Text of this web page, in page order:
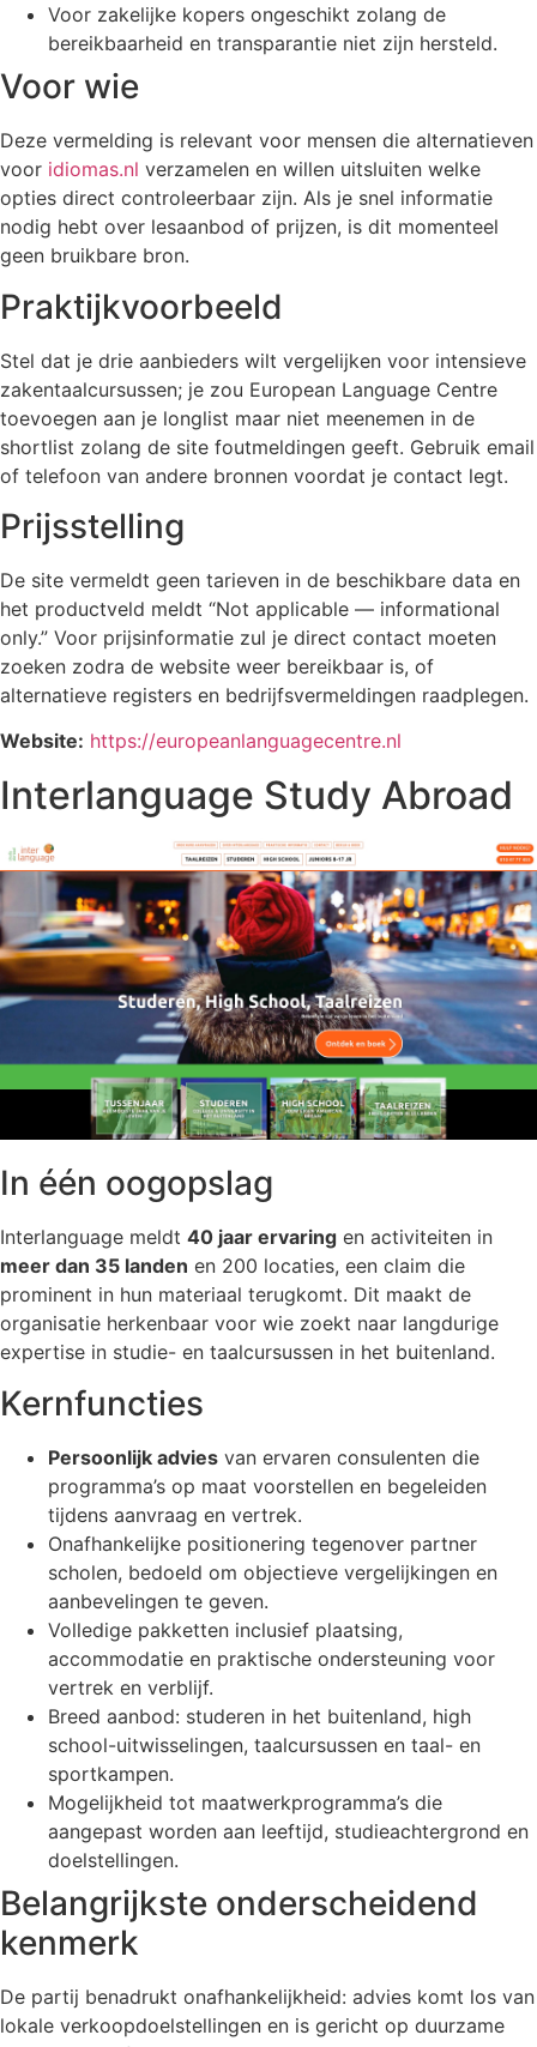
Voor zakelijke kopers ongeschikt zolang de
bereikbaarheid en transparantie niet zijn hersteld.
Voor wie
Deze vermelding is relevant voor mensen die alternatieven
voor idiomas.nl verzamelen en willen uitsluiten welke
opties direct controleerbaar zijn. Als je snel informatie
nodig hebt over lesaanbod of prijzen, is dit momenteel
geen bruikbare bron.
Praktijkvoorbeeld
Stel dat je drie aanbieders wilt vergelijken voor intensieve
zakentaalcursussen; je zou European Language Centre
toevoegen aan je longlist maar niet meenemen in de
shortlist zolang de site foutmeldingen geeft. Gebruik email
of telefoon van andere bronnen voordat je contact legt.
Prijsstelling
De site vermeldt geen tarieven in de beschikbare data en
het productveld meldt “Not applicable — informational
only.” Voor prijsinformatie zul je direct contact moeten
zoeken zodra de website weer bereikbaar is, of
alternatieve registers en bedrijfsvermeldingen raadplegen.
Website: https://europeanlanguagecentre.nl
Interlanguage Study Abroad
In één oogopslag
Interlanguage meldt 40 jaar ervaring en activiteiten in
meer dan 35 landen en 200 locaties, een claim die
prominent in hun materiaal terugkomt. Dit maakt de
organisatie herkenbaar voor wie zoekt naar langdurige
expertise in studie- en taalcursussen in het buitenland.
Kernfuncties
Persoonlijk advies van ervaren consulenten die
programma’s op maat voorstellen en begeleiden
tijdens aanvraag en vertrek.
Onafhankelijke positionering tegenover partner
scholen, bedoeld om objectieve vergelijkingen en
aanbevelingen te geven.
Volledige pakketten inclusief plaatsing,
accommodatie en praktische ondersteuning voor
vertrek en verblijf.
Breed aanbod: studeren in het buitenland, high
school-uitwisselingen, taalcursussen en taal- en
sportkampen.
Mogelijkheid tot maatwerkprogramma’s die
aangepast worden aan leeftijd, studieachtergrond en
doelstellingen.
Belangrijkste onderscheidend
kenmerk
De partij benadrukt onafhankelijkheid: advies komt los van
lokale verkoopdoelstellingen en is gericht op duurzame